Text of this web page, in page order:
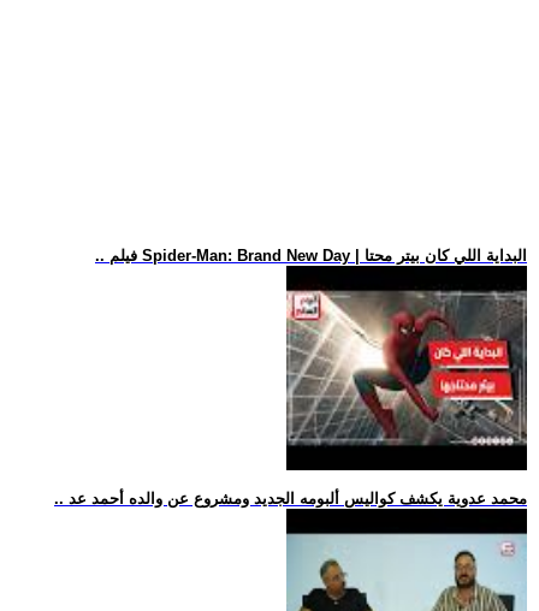
.. فيلم Spider-Man: Brand New Day | البداية اللي كان بيتر محتا
.. محمد عدوية يكشف كواليس ألبومه الجديد ومشروع عن والده أحمد عد